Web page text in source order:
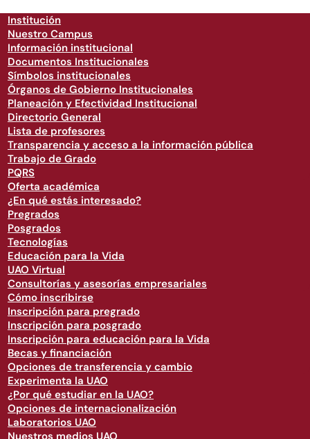
Institución
Nuestro Campus
Información institucional
Documentos Institucionales
Símbolos institucionales
Órganos de Gobierno Institucionales
Planeación y Efectividad Institucional
Directorio General
Lista de profesores
Transparencia y acceso a la información pública
Trabajo de Grado
PQRS
Oferta académica
¿En qué estás interesado?
Pregrados
Posgrados
Tecnologías
Educación para la Vida
UAO Virtual
Consultorías y asesorías empresariales
Cómo inscribirse
Inscripción para pregrado
Inscripción para posgrado
Inscripción para educación para la Vida
Becas y financiación
Opciones de transferencia y cambio
Experimenta la UAO
¿Por qué estudiar en la UAO?
Opciones de internacionalización
Laboratorios UAO
Nuestros medios UAO